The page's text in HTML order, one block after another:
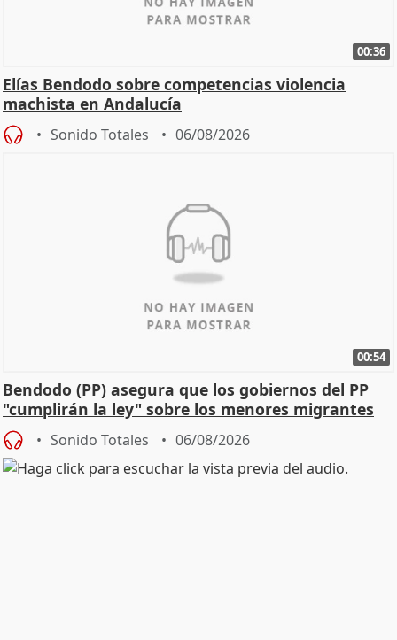
00:36
Elías Bendodo sobre competencias violencia
machista en Andalucía
Sonido Totales 06/08/2026
00:54
Bendodo (PP) asegura que los gobiernos del PP
"cumplirán la ley" sobre los menores migrantes
Sonido Totales 06/08/2026